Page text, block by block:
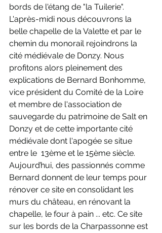
bords de l'étang de "la Tuilerie".
L'après-midi nous découvrons la
belle chapelle de la Valette et par le
chemin du monorail rejoindrons la
cité médiévale de Donzy. Nous
profitons alors pleinement des
explications de Bernard Bonhomme,
vice président du Comité de la Loire
et membre de l'association de
sauvegarde du patrimoine de Salt en
Donzy et de cette importante cité
médiévale dont l'apogée se situe
entre le  13ème et le 15ème siècle.
Aujourd’hui, des passionnés comme
Bernard donnent de leur temps pour
rénover ce site en consolidant les
murs du château, en rénovant la
chapelle, le four à pain ... etc. Ce site
sur les bords de la Charpassonne est